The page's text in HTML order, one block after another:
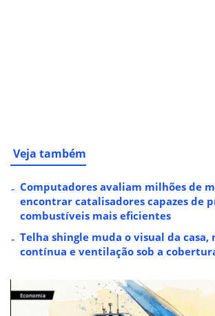
Veja também
Computadores avaliam milhões de
encontrar catalisadores capazes de
combustíveis mais eficientes
Telha shingle muda o visual da casa,
contínua e ventilação sob a